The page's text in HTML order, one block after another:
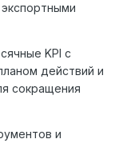
KPI с
действий и
сокращения
и